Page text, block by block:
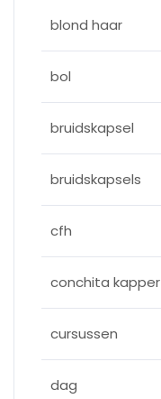
blond haar
bol
bruidskapsel
bruidskapsels
cfh
conchita kapper
cursussen
dag